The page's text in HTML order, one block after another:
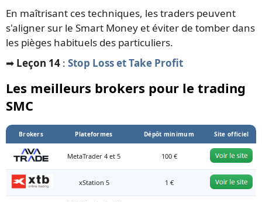
En maîtrisant ces techniques, les traders peuvent
s'aligner sur le Smart Money et éviter de tomber dans
les pièges habituels des particuliers.
➡️ Leçon 14 : Stop Loss et Take Profit
Les meilleurs brokers pour le trading
SMC
Brokers Plateformes Dépôt minimum Site officiel
MetaTrader 4 et 5 100 €
xStation 5 1 €